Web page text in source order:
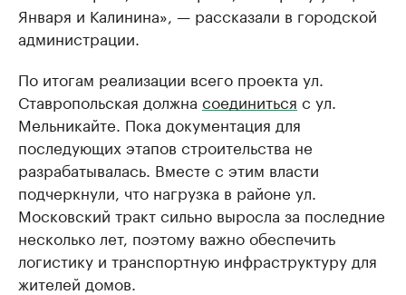
Января и Калинина», — рассказали в городской
администрации.
По итогам реализации всего проекта ул.
Ставропольская должна соединиться с ул.
Мельникайте. Пока документация для
последующих этапов строительства не
разрабатывалась. Вместе с этим власти
подчеркнули, что нагрузка в районе ул.
Московский тракт сильно выросла за последние
несколько лет, поэтому важно обеспечить
логистику и транспортную инфраструктуру для
жителей домов.